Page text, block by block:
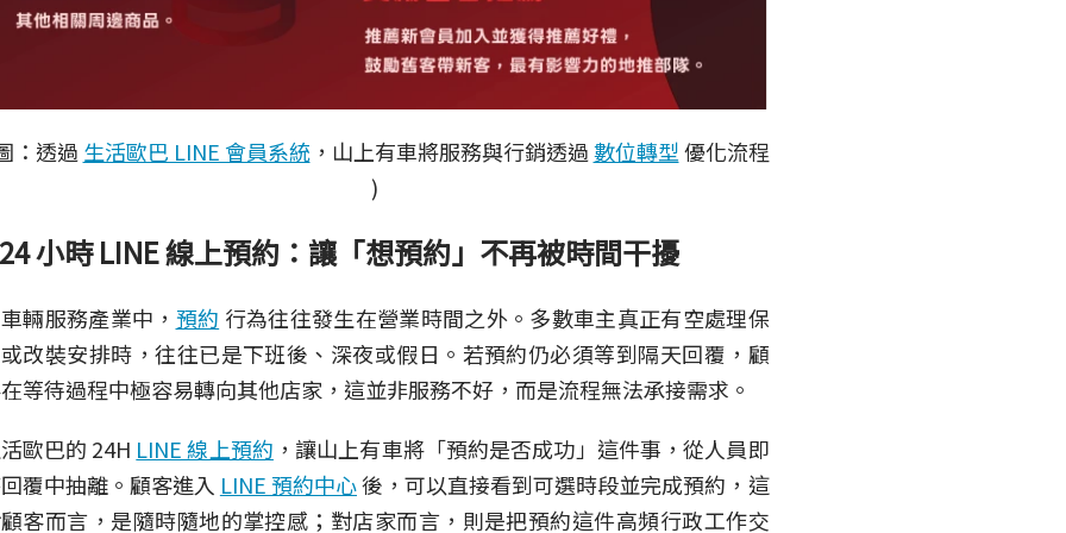
：透過 生活歐巴 LINE 會員系統，山上有車將服務與行銷透過數位轉型優化流程
)
小時 LINE 線上預約：讓「想預約」不再被時間干擾
輛服務產業中， 預約 行為往往發生在營業時間之外。多數車主真正有空處理保
改裝安排時，往往已是下班後、深夜或假日。若預約仍必須等到隔天回覆，顧
等待過程中極容易轉向其他店家，這並非服務不好，而是流程無法承接需求。
歐巴的 24H LINE 線上預約 ，讓山上有車將「預約是否成功」這件事，從人員即
覆中抽離。顧客進入 LINE 預約中心後，可以直接看到可選時段並完成預約，這
客而言，是隨時隨地的掌控感；對店家而言，則是把預約這件高頻行政工作交